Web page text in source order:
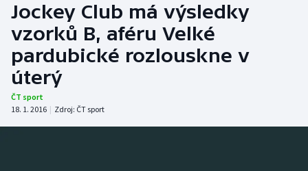
Hokej
Tenis
Atletika
Jockey Club má výsledky
vzorků B, aféru Velké
pardubické rozlouskne v
úterý
ČT sport
18. 1. 2016 | Zdroj: ČT sport